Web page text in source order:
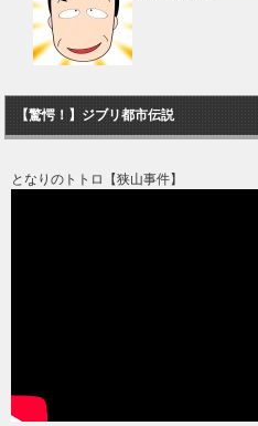
【驚愕！】ジブリ都市伝説
となりのトトロ【狭山事件】